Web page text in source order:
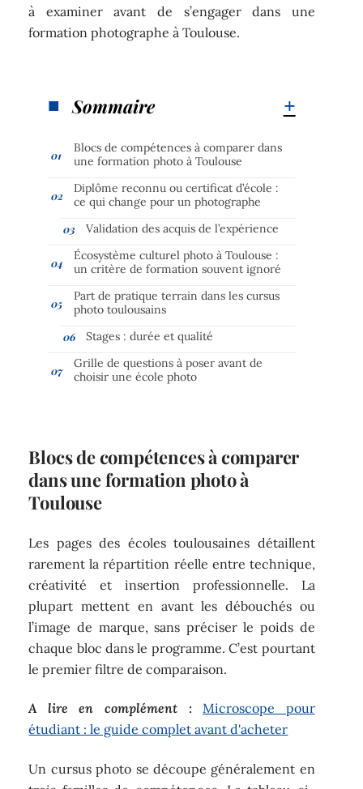
à examiner avant de s’engager dans une
formation photographe à Toulouse.
Sommaire
Blocs de compétences à comparer dans
une formation photo à Toulouse
Diplôme reconnu ou certificat d’école :
ce qui change pour un photographe
Validation des acquis de l’expérience
Écosystème culturel photo à Toulouse :
un critère de formation souvent ignoré
Part de pratique terrain dans les cursus
photo toulousains
Stages : durée et qualité
Grille de questions à poser avant de
choisir une école photo
Blocs de compétences à comparer
dans une formation photo à
Toulouse
Les pages des écoles toulousaines détaillent
rarement la répartition réelle entre technique,
créativité et insertion professionnelle. La
plupart mettent en avant les débouchés ou
l’image de marque, sans préciser le poids de
chaque bloc dans le programme. C’est pourtant
le premier filtre de comparaison.
A lire en complément :
Microscope pour
étudiant : le guide complet avant d'acheter
Un cursus photo se découpe généralement en